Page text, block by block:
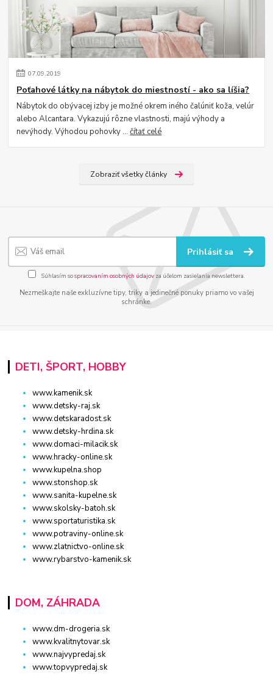
07.09.2019
Poťahové látky na nábytok do miestností - ako sa líšia?
Nábytok do obývacej izby je možné okrem iného čalúniť koža, velúr
alebo Alcantara. Vykazujú rôzne vlastnosti, majú výhody a
nevýhody. Výhodou pohovky ...čítať celé
Zobraziť všetky články
Prihlásiť sa
Súhlasím sospracovaním osobných údajov za účelom zasielania newslettera.
Nezmeškajte naše exkluzívne tipy, triky a jedinečné ponuky priamo vo vašej
schránke.
DETI, ŠPORT, HOBBY
www.kamenik.sk
www.detsky-raj.sk
www.detskaradost.sk
www.detsky-hrdina.sk
www.domaci-milacik.sk
www.hracky-online.sk
www.kupelna.shop
www.stonshop.sk
www.sanita-kupelne.sk
www.skolsky-batoh.sk
www.sportaturistika.sk
www.potraviny-online.sk
www.zlatnictvo-online.sk
www.rybarstvo-kamenik.sk
DOM, ZÁHRADA
www.dm-drogeria.sk
www.kvalitnytovar.sk
www.najvypredaj.sk
www.topvypredaj.sk